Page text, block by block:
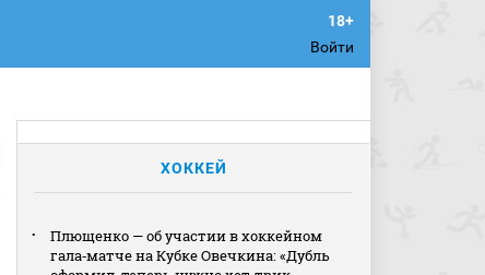
Войти
ХОККЕЙ
Плющенко — об участии в хоккейном
гала‑матче на Кубке Овечкина: «Дубль